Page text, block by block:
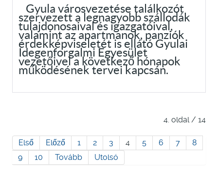
Gyula városvezetése találkozót
szervezett a legnagyobb szállodák
tulajdonosaival és igazgatóival,
valamint az apartmanok, panziók
érdekképviseletét is ellátó Gyulai
Idegenforgalmi Egyesület
vezetőivel a következő hónapok
működésének tervei kapcsán.
4. oldal / 14
Első Előző 1 2 3 4 5 6 7
8
9
10 Tovább Utolsó